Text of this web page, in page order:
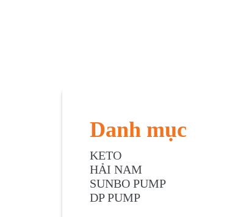
Danh mục
KETO
HẢI NAM
SUNBO PUMP
DP PUMP